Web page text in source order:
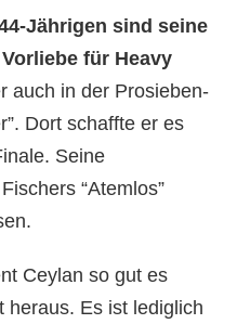
Jährigen sind seine
für Heavy
auch in der Prosieben-
Dort schaffte er es
Seine
“Atemlos”
Ceylan so gut es
heraus. Es ist lediglich